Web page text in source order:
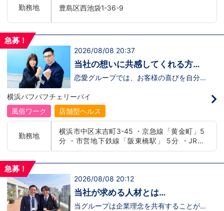
「長く働くことを考えたら、安心できる環
境を選びたかった」 と語ってくれまし
た。佐藤さんのリアルな声は、裏方のお仕
↓ぜひインタビュー動画をご覧ください！
勤務地 豊島区西池袋1-36-9
急募！
2026/08/08 20:37
当社の想いに共感してくれる方、
大募集‼
恋愛グループでは、お客様の喜びを自分自
います！・接客が好き・お客様が笑顔にな
ると自分も嬉しい・お客様だけでなく、働
く仲間もキャストさんも笑顔になると嬉し
い・喜んで(楽しんで)もらう為にはどうし
方が当グループでは活躍の場を広げていま
す。他にも…・失敗しても諦めない！・と
にかくやる気だけは負けない！・環境を変
をあげたい！など。接客業経験がないから
ジョンの為にこうしたい！こうなりたい！
と強い意志を持ってる方にも平等にチャン
スがある職場になっています。その為、未
経験からの応募も大歓迎です。今働いてる
横浜パフパフチェリーパイ
風俗ワーク
店舗型ヘルス
勤務地
横浜市中区末吉町3-45 ・京急線「黄金町」5
分 ・市営地下鉄線「阪東橋駅」 5分 ・JR線
「関内駅」15分
急募！
2026/08/08 20:12
当社が求める人材とは…
当グループは企業理念を共有することがで